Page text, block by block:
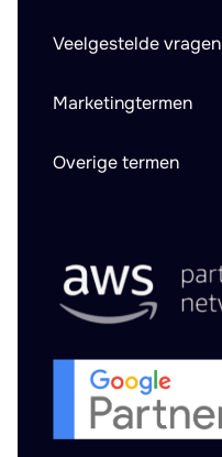
Veelgestelde vragen
Marketingtermen
Overige termen